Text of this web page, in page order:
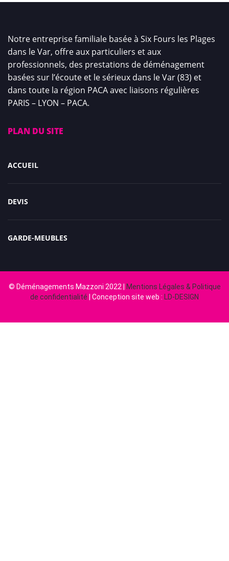
Notre entreprise familiale basée à Six Fours les Plages
dans le Var, offre aux particuliers et aux
professionnels, des prestations de déménagement
basées sur l’écoute et le sérieux dans le Var (83) et
dans toute la région PACA avec liaisons régulières
PARIS – LYON – PACA.
PLAN DU SITE
ACCUEIL
DEVIS
GARDE-MEUBLES
© Déménagements Mazzoni 2022 |
Mentions Légales & Politique
de confidentialité | Conception site web : LD-DESIGN